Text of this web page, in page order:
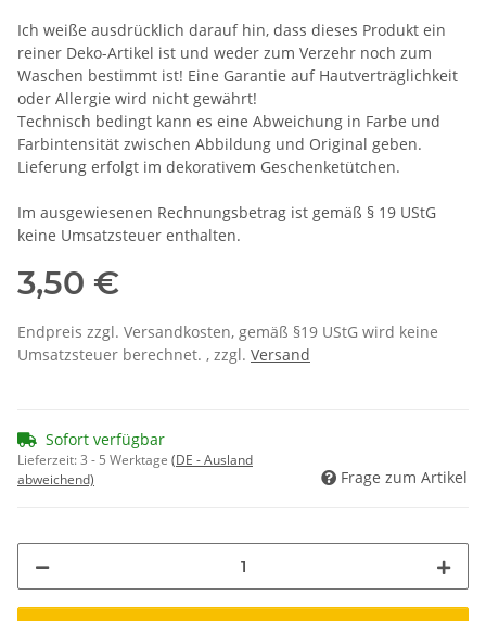
Ich weiße ausdrücklich darauf hin, dass dieses Produkt ein
reiner Deko-Artikel ist und weder zum Verzehr noch zum
Waschen bestimmt ist! Eine Garantie auf Hautverträglichkeit
oder Allergie wird nicht gewährt!
Technisch bedingt kann es eine Abweichung in Farbe und
Farbintensität zwischen Abbildung und Original geben.
Lieferung erfolgt im dekorativem Geschenketütchen.
Im ausgewiesenen Rechnungsbetrag ist gemäß § 19 UStG
keine Umsatzsteuer enthalten.
3,50 €
Endpreis zzgl. Versandkosten, gemäß §19 UStG wird keine
Umsatzsteuer berechnet. , zzgl. Versand
Sofort verfügbar
Lieferzeit:3 - 5 Werktage (DE - Ausland
abweichend)
Frage zum Artikel